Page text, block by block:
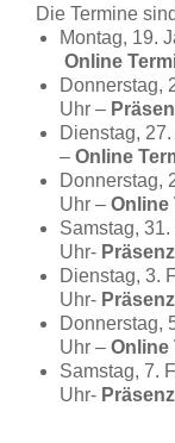
Die Termine
Montag, 19.
Online
Donnerstag,
Uhr –
Dienstag,
– Online
Donnerstag,
Uhr – Online
Samstag,
Uhr-
Dienstag, 3.
Uhr-
Donnerstag,
Uhr – Online
Samstag, 7.
Uhr-